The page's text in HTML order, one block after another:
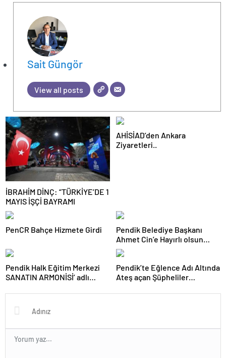
Sait Güngör
View all posts
İBRAHİM DİNÇ: “TÜRKİYE’DE 1
MAYIS İŞÇİ BAYRAMI
AHİSİAD’den Ankara
Ziyaretleri..
PenCR Bahçe Hizmete Girdi
Pendik Belediye Başkanı
Ahmet Cin’e Hayırlı olsun
Ziyaretleri Sürüyor
Pendik Halk Eğitim Merkezi
SANATIN ARMONİSİ’ adlı
buluşturdu
Pendik’te Eğlence Adı Altında
Ateş açan Şüpheliler